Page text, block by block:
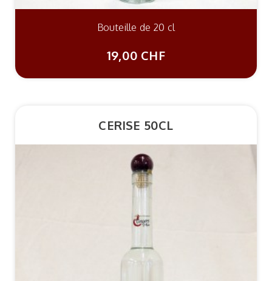
Bouteille de 20 cl
19,00 CHF
CERISE 50CL